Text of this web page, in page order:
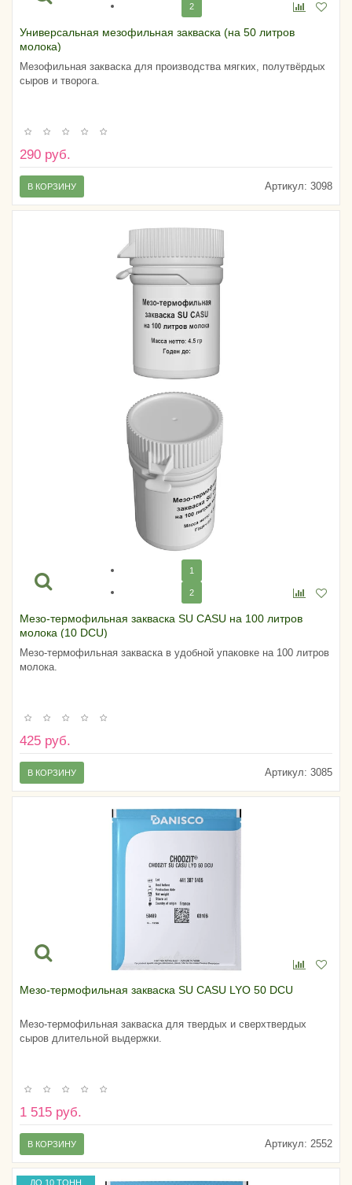
2
Универсальная мезофильная закваска (на 50 литров
молока)
Мезофильная закваска для производства мягких, полутвёрдых
сыров и творога.
290 руб.
Артикул: 3098
В КОРЗИНУ
1
2
Мезо-термофильная закваска SU CASU на 100 литров
молока (10 DCU)
Мезо-термофильная закваска в удобной упаковке на 100 литров
молока.
425 руб.
Артикул: 3085
В КОРЗИНУ
Мезо-термофильная закваска SU CASU LYO 50 DCU
Мезо-термофильная закваска для твердых и сверхтвердых
сыров длительной выдержки.
1 515 руб.
Артикул: 2552
В КОРЗИНУ
ДО 10 ТОНН